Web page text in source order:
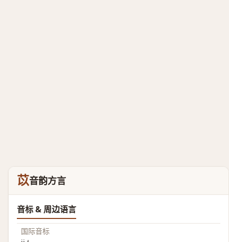
苡音韵方言
音标 & 周边语言
国际音标